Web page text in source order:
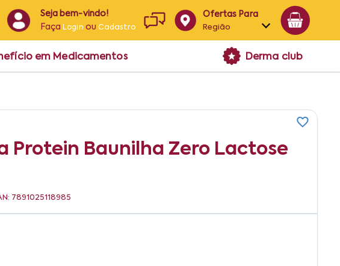
Seja bem-vindo!
Faça Login ouCadastro
Ofertas Para
Região
Alagoas
em Medicamentos Derma club
Protein Baunilha Zero Lactose
7891025118985